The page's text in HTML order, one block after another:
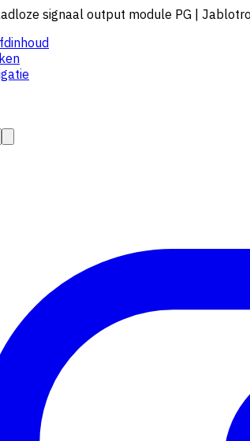
signaal output module PG |